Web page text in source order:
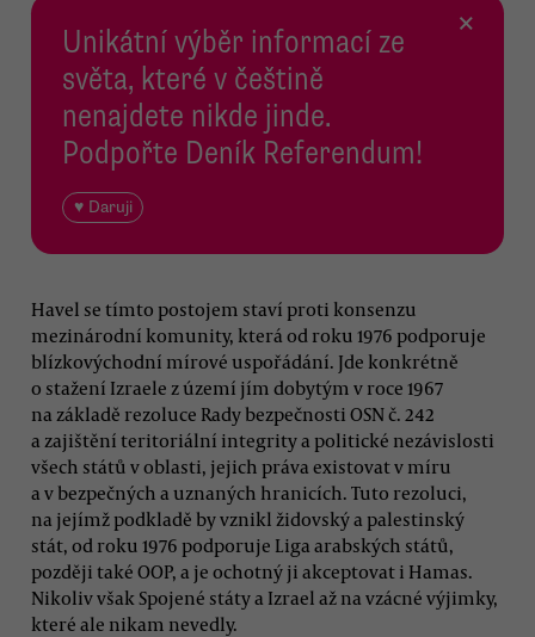
Unikátní výběr informací ze
světa, které v češtině
nenajdete nikde jinde.
Podpořte Deník Referendum!
♥ Daruji
×
Havel se tímto postojem staví proti konsenzu
mezinárodní komunity, která od roku 1976 podporuje
blízkovýchodní mírové uspořádání. Jde konkrétně
o stažení Izraele z území jím dobytým v roce 1967
na základě rezoluce Rady bezpečnosti OSN č. 242
a zajištění teritoriální integrity a politické nezávislosti
všech států v oblasti, jejich práva existovat v míru
a v bezpečných a uznaných hranicích. Tuto rezoluci,
na jejímž podkladě by vznikl židovský a palestinský
stát, od roku 1976 podporuje Liga arabských států,
později také OOP, a je ochotný ji akceptovat i Hamas.
Nikoliv však Spojené státy a Izrael až na vzácné výjimky,
které ale nikam nevedly.